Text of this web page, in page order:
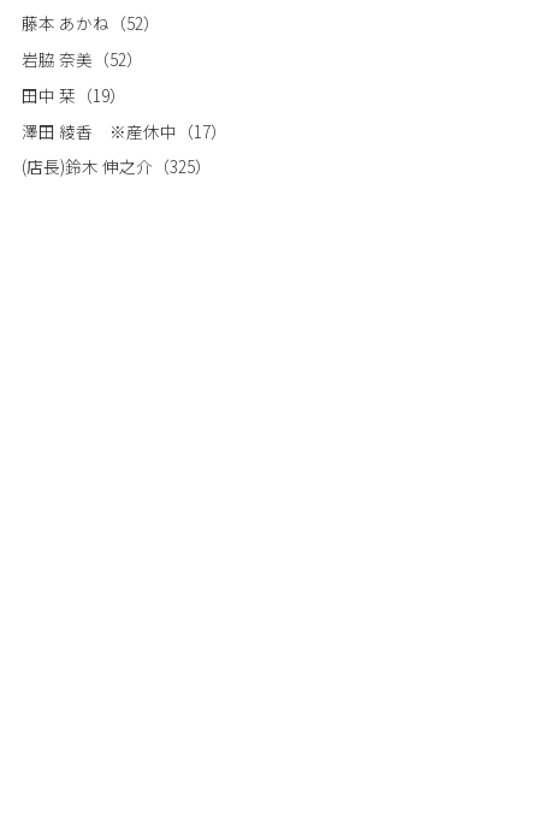
藤本 あかね （52）
岩脇 奈美 （52）
田中 栞 （19）
澤田 綾香 ※産休中 （17）
(店長)鈴木 伸之介 （325）